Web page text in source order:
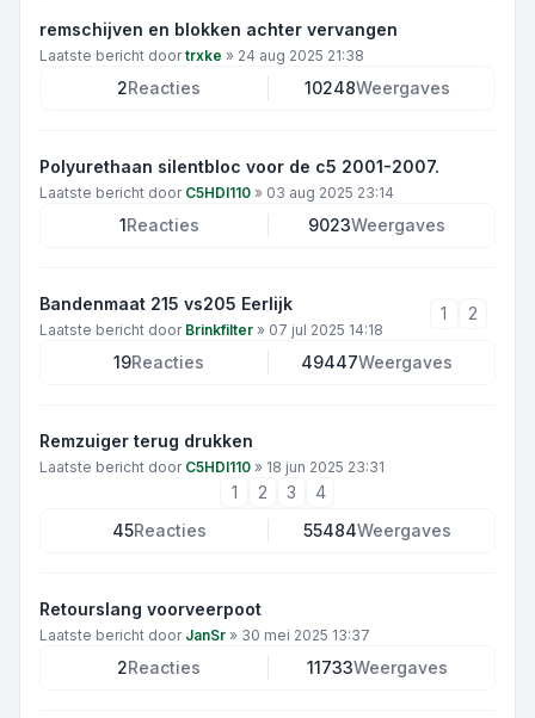
remschijven en blokken achter vervangen
Laatste bericht doortrxke » 24 aug 2025 21:38
2Reacties 10248Weergaves
Polyurethaan silentbloc voor de c5 2001-2007.
Laatste bericht door C5HDI110 » 03 aug 2025 23:14
1Reacties 9023Weergaves
Bandenmaat 215 vs205 Eerlijk
Laatste bericht door Brinkfilter » 07 jul 2025 14:18
1 2
19Reacties 49447Weergaves
Remzuiger terug drukken
Laatste bericht door C5HDI110 » 18 jun 2025 23:31
1 2 3
4
45Reacties 55484Weergaves
Retourslang voorveerpoot
Laatste bericht door JanSr » 30 mei 2025 13:37
2Reacties 11733Weergaves